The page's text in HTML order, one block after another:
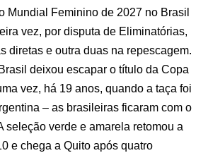
Mundial Feminino de 2027 no Brasil
vez, por disputa de Eliminatórias,
diretas e outra duas na repescagem.
deixou escapar o título da Copa
vez, há 19 anos, quando a taça foi
– as brasileiras ficaram com o
seleção verde e amarela retomou a
e chega a Quito após quatro